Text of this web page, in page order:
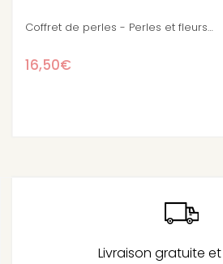
Coffret de perles
Livraison gratuite